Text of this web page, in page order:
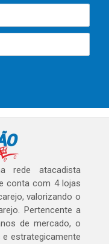
rede atacadista
conta com 4 lojas
valorizando o
Pertencente a
de mercado, o
estrategicamente